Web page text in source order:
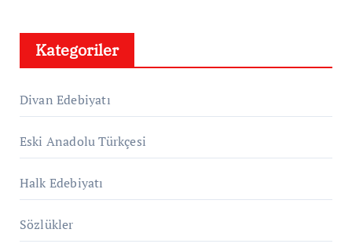
Kategoriler
Divan Edebiyatı
Eski Anadolu Türkçesi
Halk Edebiyatı
Sözlükler